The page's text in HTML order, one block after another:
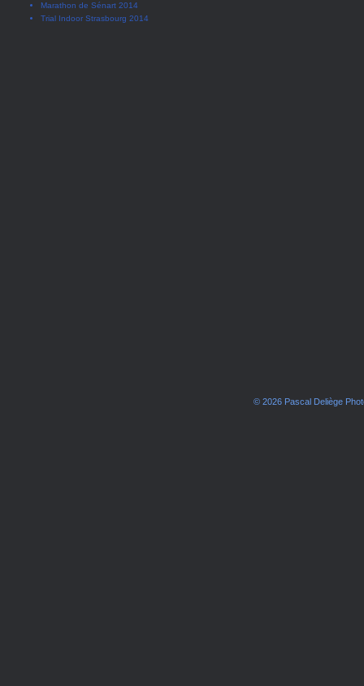
Marathon de Sénart 2014
Trial Indoor Strasbourg 2014
© 2026 Pascal Deliège